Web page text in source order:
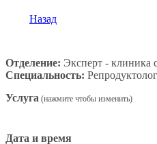
Назад
Отделение: Эксперт - клиника
Специальность: Репродуктолог
Услуга
Дата и время